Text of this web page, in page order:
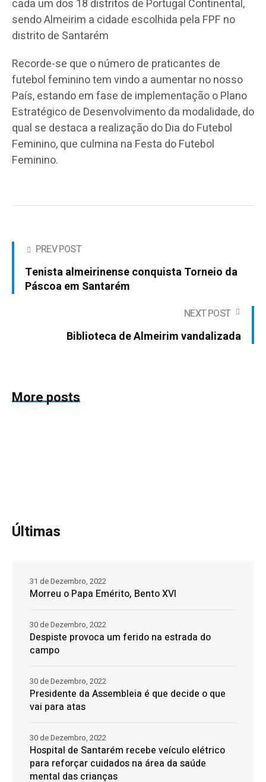
cada um dos 18 distritos de Portugal Continental,
sendo Almeirim a cidade escolhida pela FPF no
distrito de Santarém
Recorde-se que o número de praticantes de
futebol feminino tem vindo a aumentar no nosso
País, estando em fase de implementação o Plano
Estratégico de Desenvolvimento da modalidade, do
qual se destaca a realização do Dia do Futebol
Feminino, que culmina na Festa do Futebol
Feminino.
PREV POST
Tenista almeirinense conquista Torneio da
Páscoa em Santarém
NEXT POST
Biblioteca de Almeirim vandalizada
More posts
Últimas
Morreu o Papa Emérito, Bento XVI
31 de Dezembro, 2022
Despiste provoca um ferido na estrada do
campo
30 de Dezembro, 2022
Presidente da Assembleia é que decide o que
vai para atas
30 de Dezembro, 2022
Hospital de Santarém recebe veículo elétrico
para reforçar cuidados na área da saúde
mental das crianças
30 de Dezembro, 2022